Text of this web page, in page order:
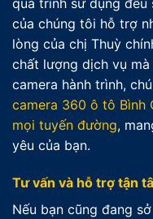
của chúng tôi hỗ trợ
lòng của chị Thuỳ
chất lượng dịch vụ
camera hành trình,
camera 360 ô tô Bình
mọi tuyến đường,
yêu của bạn.
Tư vấn và hỗ trợ tận
Nếu bạn cũng đang